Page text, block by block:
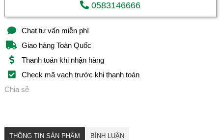
0583146666
Chat tư vấn miễn phí
Giao hàng Toàn Quốc
Thanh toán khi nhận hàng
Check mã vạch trước khi thanh toán
Chia sẻ
THÔNG TIN SẢN PHẨM BÌNH LUẬN